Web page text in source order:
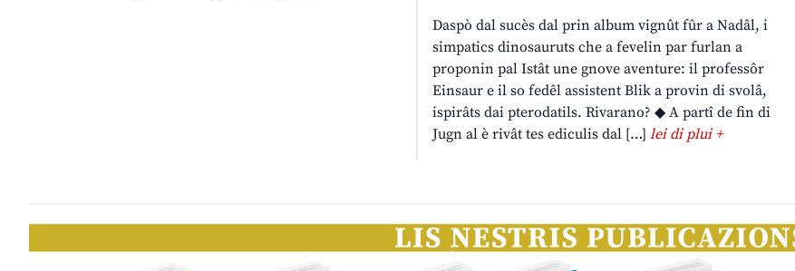
Daspò dal sucès dal prin album vignût fûr a Nadâl, i
simpatics dinosauruts che a fevelin par furlan a
proponin pal Istât une gnove aventure: il professôr
Einsaur e il so fedêl assistent Blik a provin di svolâ,
ispirâts dai pterodatils. Rivarano? ◆ A partî de fin di
Jugn al è rivât tes ediculis dal […] lei di plui +